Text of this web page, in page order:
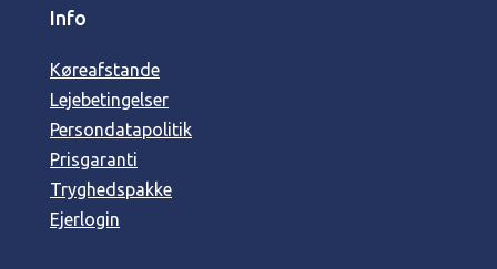
Info
Køreafstande
Lejebetingelser
Persondatapolitik
Prisgaranti
Tryghedspakke
Ejerlogin